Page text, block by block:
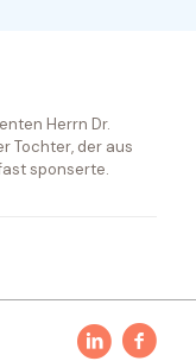
Herrn Dr.
Tochter, der aus
sponserte.